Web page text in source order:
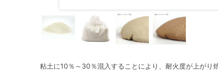
粘土に10％～30％混入することにより、耐火度が上がり